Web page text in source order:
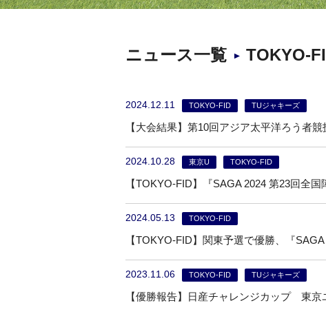
ニュース一覧 TOKYO-
2024.12.11 TOKYO-FID TUジャキーズ
【大会結果】第10回アジア太平洋ろう者
2024.10.28 東京U TOKYO-FID
【TOKYO-FID】『SAGA 2024 第23回全
2024.05.13 TOKYO-FID
【TOKYO-FID】関東予選で優勝、『
2023.11.06 TOKYO-FID TUジャキーズ
【優勝報告】日産チャレンジカップ 東京